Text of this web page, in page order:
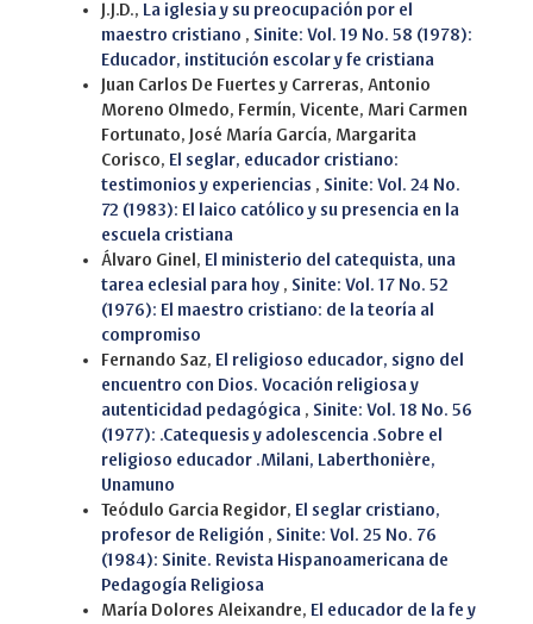
J.J.D., La iglesia y su preocupación por el
maestro cristiano , Sinite: Vol. 19 No. 58 (1978):
Educador, institución escolar y fe cristiana
Juan Carlos De Fuertes y Carreras, Antonio
Moreno Olmedo, Fermín, Vicente, Mari Carmen
Fortunato, José María García, Margarita
Corisco, El seglar, educador cristiano:
testimonios y experiencias , Sinite: Vol. 24 No.
72 (1983): El laico católico y su presencia en la
escuela cristiana
Álvaro Ginel, El ministerio del catequista, una
tarea eclesial para hoy , Sinite: Vol. 17 No. 52
(1976): El maestro cristiano: de la teoría al
compromiso
Fernando Saz, El religioso educador, signo del
encuentro con Dios. Vocación religiosa y
autenticidad pedagógica , Sinite: Vol. 18 No. 56
(1977): .Catequesis y adolescencia .Sobre el
religioso educador .Milani, Laberthonière,
Unamuno
Teódulo Garcia Regidor, El seglar cristiano,
profesor de Religión , Sinite: Vol. 25 No. 76
(1984): Sinite. Revista Hispanoamericana de
Pedagogía Religiosa
María Dolores Aleixandre, El educador de la fe y